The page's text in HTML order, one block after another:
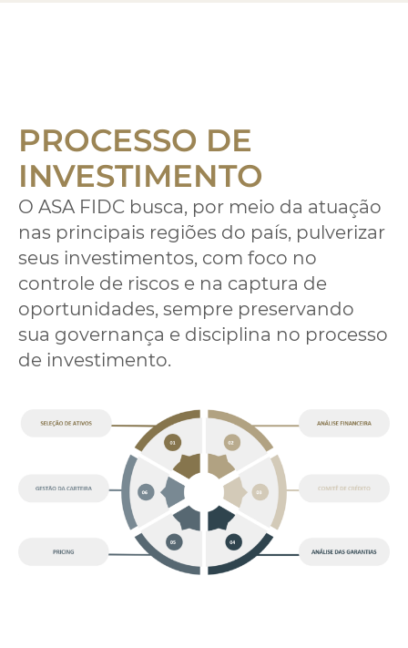
PROCESSO DE
INVESTIMENTO
O ASA FIDC busca, por meio da atuação
nas principais regiões do país, pulverizar
seus investimentos, com foco no
controle de riscos e na captura de
oportunidades, sempre preservando
sua governança e disciplina no processo
de investimento.